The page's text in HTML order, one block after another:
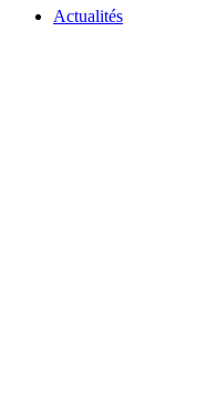
Actualités